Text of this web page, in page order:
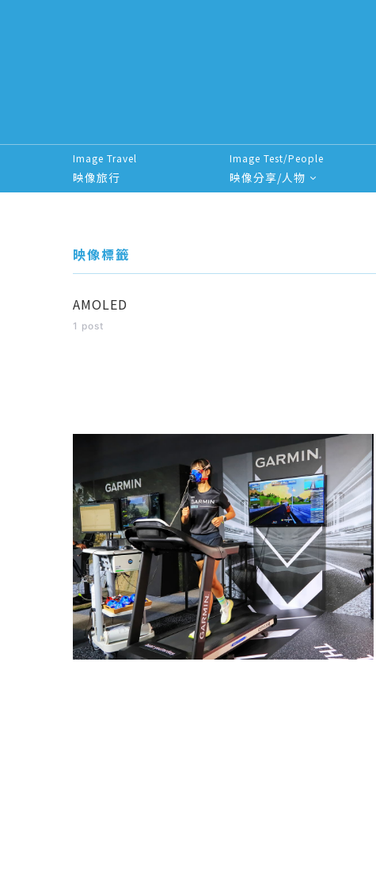
Image Travel
映像旅行
Image Test/People
映像分享/人物
Search for:
映像標籤
AMOLED
1 post